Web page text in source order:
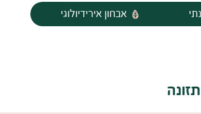
אבחון אירידיולוגי